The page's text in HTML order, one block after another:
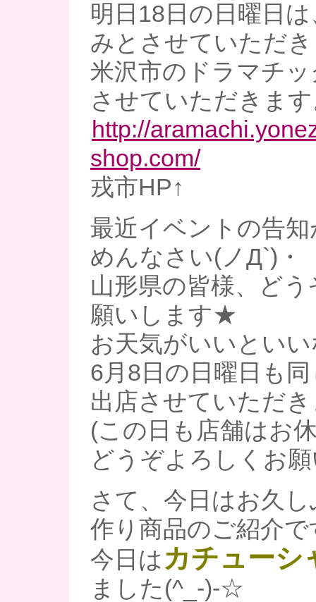
明日18日の日曜日
みとさせていただ
米沢市のドラマチ
させていただきま
http://
shop.com/
戎市HP↑
最近イベントの告
めんなさい(ノД`)・
山形県の皆様、ど
願いします★
お天気がいいとい
6月8日の日曜日も
出店させていただ
(この日も店舗はお
どうぞよろしくお
さて、今日はお久
作り商品のご紹介で
今日は カチューシ
ました(^_-)-☆